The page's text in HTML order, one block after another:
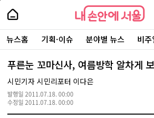
본
로
가
내
손
안
에
서
울
-
서
울
시
대
표
소
내
손
에
울
주
요
서
뉴스홈 기획·이슈 분야별 뉴스 비
푸른눈 꼬마신사, 여름방학 알차게
시민기자 시민리포터 이다은
발행일 2011.07.18. 00:00
수정일 2011.07.18. 00:00
페
상
단
로